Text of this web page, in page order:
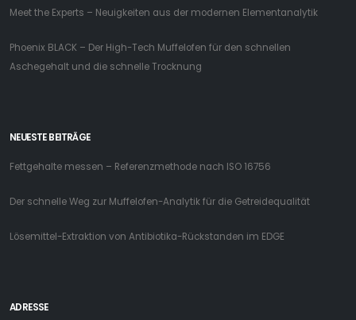
Meet the Experts – Neuigkeiten aus der modernen Elementanalytik
Phoenix BLACK – Der High-Tech Muffelofen für den schnellen
Aschegehalt und die schnelle Trocknung
NEUESTE BEITRÄGE
Fettgehalte messen – Referenzmethode nach ISO 16756
Der schnelle Weg zur Muffelofen-Analytik für die Getreidequalität
Lösemittel-Extraktion von Antibiotika-Rückstanden im EDGE
ADRESSE